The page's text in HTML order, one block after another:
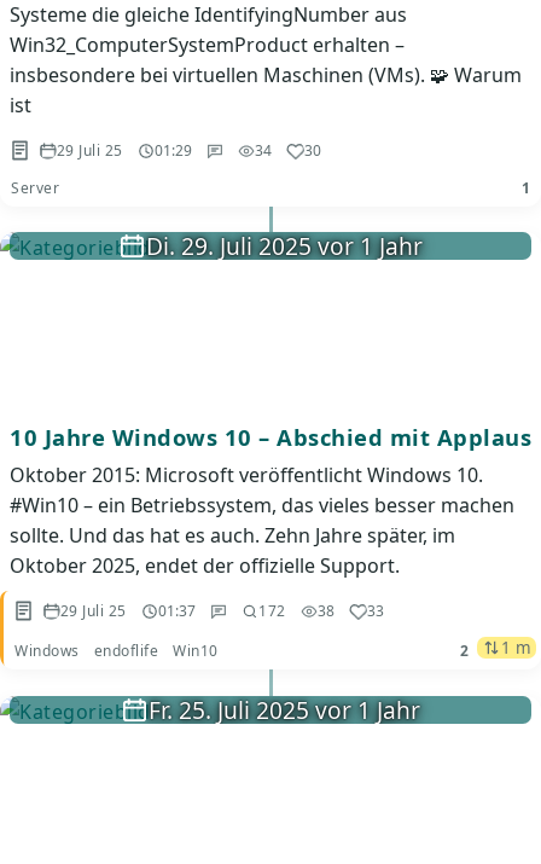
Systeme die gleiche IdentifyingNumber aus
Win32_ComputerSystemProduct erhalten –
insbesondere bei virtuellen Maschinen (VMs). 🧩 Warum
ist
29 Juli 25 01:29 34
30
Server
1
Di. 29. Juli 2025 vor 1 Jahr
10 Jahre Windows 10 – Abschied mit Applaus
Oktober 2015: Microsoft veröffentlicht Windows 10.
#Win10 – ein Betriebssystem, das vieles besser machen
sollte. Und das hat es auch. Zehn Jahre später, im
Oktober 2025, endet der offizielle Support.
29 Juli 25 01:37 172 38
33
Windows
endoflife Win10 2 1 m
Fr. 25. Juli 2025 vor 1 Jahr